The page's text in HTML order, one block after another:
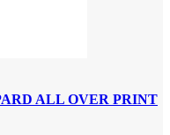
ALL OVER PRINT